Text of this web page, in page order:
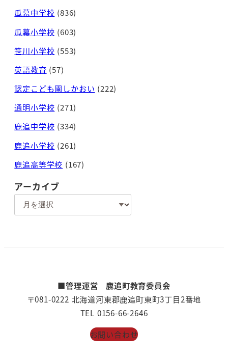
瓜幕中学校 (836)
瓜幕小学校 (603)
笹川小学校 (553)
英語教育 (57)
認定こども園しかおい (222)
通明小学校 (271)
鹿追中学校 (334)
鹿追小学校 (261)
鹿追高等学校 (167)
アーカイブ
■管理運営 鹿追町教育委員会
〒081-0222 北海道河東郡鹿追町東町3丁目2番地
TEL 0156-66-2646
お問い合わせ